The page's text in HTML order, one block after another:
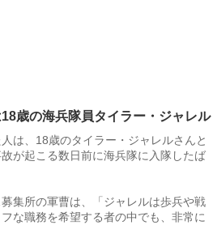
歳の海兵隊員タイラー・ジャレル
は、18歳のタイラー・ジャレルさんと
が起こる数日前に海兵隊に入隊したば
集所の軍曹は、「ジャレルは歩兵や戦
な職務を希望する者の中でも、非常に